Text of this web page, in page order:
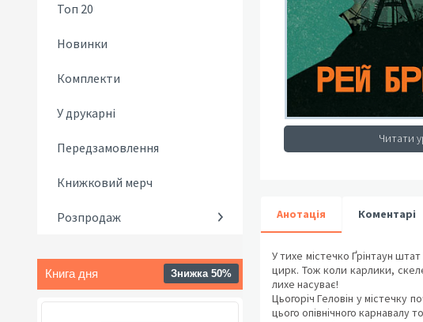
Топ 20
Новинки
Комплекти
У друкарні
Передзамовлення
Книжковий мерч
Розпродаж
Книга дня Знижка 50%
Читати
Анотація Коментарі
У тихе містечко Ґрінтаун
цирк. Тож коли карлики,
лихе насуває!
Цьогоріч Геловін у містечку
цього опівнічного карнавалу